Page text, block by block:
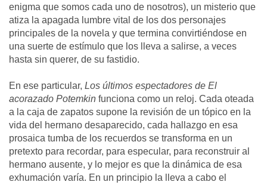
enigma que somos cada uno de nosotros), un misterio que
atiza la apagada lumbre vital de los dos personajes
principales de la novela y que termina convirtiéndose en
una suerte de estímulo que los lleva a salirse, a veces
hasta sin querer, de su fastidio.
En ese particular, Los últimos espectadores de El
acorazado Potemkin funciona como un reloj. Cada oteada
a la caja de zapatos supone la revisión de un tópico en la
vida del hermano desaparecido, cada hallazgo en esa
prosaica tumba de los recuerdos se transforma en un
pretexto para recordar, para especular, para reconstruir al
hermano ausente, y lo mejor es que la dinámica de esa
exhumación varía. En un principio la lleva a cabo el